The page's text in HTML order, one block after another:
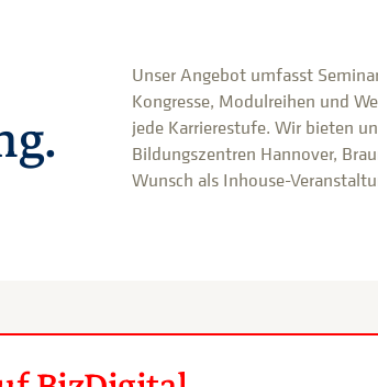
Unser Angebot umfasst
Kongresse, Modulreihen und
jede Karrierestufe. Wir bieten
Bildungszentren Hannover,
Wunsch als Inhouse-